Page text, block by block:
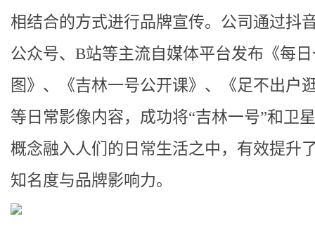
相结合的方式进行品牌宣传。公司通过抖
公众号、B站等主流自媒体平台发布《每
图》、《吉林一号公开课》、《足不出户
等日常影像内容，成功将“吉林一号”和卫
概念融入人们的日常生活之中，有效提升
知名度与品牌影响力。